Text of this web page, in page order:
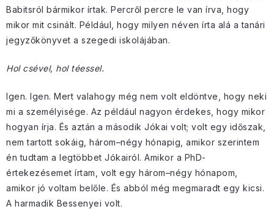
Babitsról bármikor írtak. Percről percre le van írva, hogy
mikor mit csinált. Például, hogy milyen néven írta alá a tanári
jegyzőkönyvet a szegedi iskolájában.
Hol csével, hol téessel.
Igen. Igen. Mert valahogy még nem volt eldöntve, hogy neki
mi a személyisége. Az például nagyon érdekes, hogy mikor
hogyan írja. És aztán a második Jókai volt; volt egy időszak,
nem tartott sokáig, három–négy hónapig, amikor szerintem
én tudtam a legtöbbet Jókairól. Amikor a PhD-
értekezésemet írtam, volt egy három–négy hónapom,
amikor jó voltam belőle. És abból még megmaradt egy kicsi.
A harmadik Bessenyei volt.